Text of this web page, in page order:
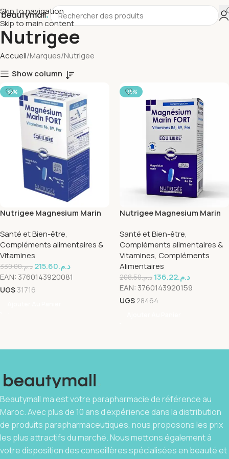
Skip to navigation
Skip to main content
Nutrigee
Accueil Marques Nutrigee
Show column
-35%
Nutrigee Magnesium Marin
Comprimes
Santé et Bien-être,
Compléments alimentaires &
Vitamines
د.م.330.00 د.م.215.60
EAN: 3760143920081
UGS 31716
-35%
Nutrigee Magnesium Marin
Santé et Bien-être,
Compléments alimentaires &
Vitamines, Compléments
Alimentaires
د.م.208.50 د.م.136.22
EAN: 3760143920159
UGS 28464
Beautymall.ma est votre parapharmacie de référence au
Maroc. Avec plus de 10 ans d’expérience dans la distribution
de produits parapharmaceutiques, nous proposons les prix
les plus attractifs du marché. Nous mettons également à
votre disposition des conseillères spécialisées en beauté et